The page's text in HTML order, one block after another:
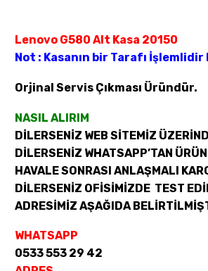
Lenovo G580 Alt Kasa 20150
Not : Kasanın bir Tarafı
Orjinal Servis Çıkması Üründür.
NASIL ALIRIM
DİLERSENİZ WEB SİTEMİZ
DİLERSENİZ WHATSAPP’TAN
HAVALE SONRASI ANLAŞMALI
DİLERSENİZ OFİSİMİZDE TEST
ADRESİMİZ AŞAĞIDA
WHATSAPP
0533 553 29 42